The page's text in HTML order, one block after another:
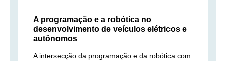
A programação e a robótica no
desenvolvimento de veículos elétricos e
autônomos
A intersecção da programação e da robótica com